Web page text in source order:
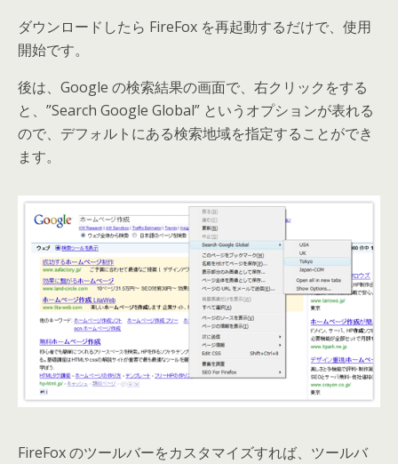
ダウンロードしたら FireFox を再起動するだけで、使用
開始です。
後は、Google の検索結果の画面で、右クリックをする
と、”Search Google Global” というオプションが表れる
ので、デフォルトにある検索地域を指定することができ
ます。
FireFox のツールバーをカスタマイズすれば、ツールバ